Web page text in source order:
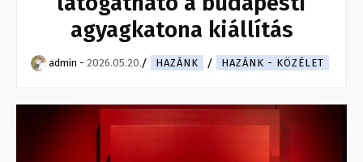
agyagkatona kiállítás
admin - 2026.05.20. HAZÁNK HAZÁNK - KÖZÉLET